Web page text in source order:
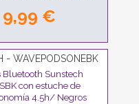
9,99 €
- WAVEPODSONEBK
Sunstech
con estuche de
4.5h/ Negros